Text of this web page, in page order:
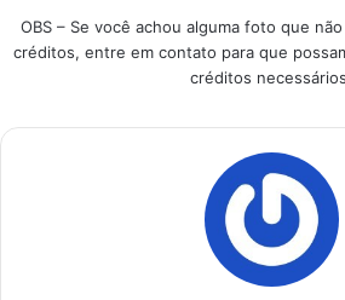
ideal, que combine
com seu estilo e
correria do dia a dia.
escolher o melhor…
OBS – Se você achou alguma foto que
créditos, entre em contato para que
créditos